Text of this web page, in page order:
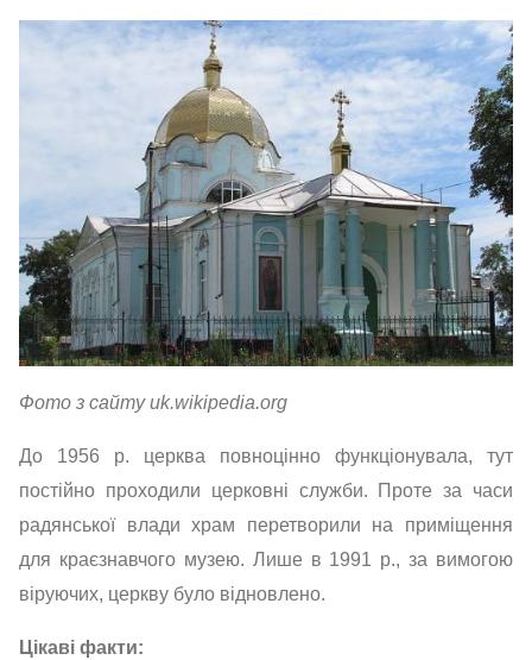
Фото з сайту uk.wikipedia.org
До 1956 р. церква повноцінно функціонувала, тут
постійно проходили церковні служби. Проте за часи
радянської влади храм перетворили на приміщення
для краєзнавчого музею. Лише в 1991 р., за вимогою
віруючих, церкву було відновлено.
Цікаві факти: